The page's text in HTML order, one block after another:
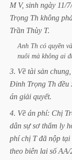
M V, sinh ngày 11/
Trọng Th không
Trần Thùy T.
Anh Th có quyền và
nuôi mà không ai
3. Về tài sản chung,
Đinh Trọng Th đều
án giải quyết.
4. Về án phí: Chị
dân sự sơ thẩm ly
phí chị T đã nộp tại
theo biên lai số AA/